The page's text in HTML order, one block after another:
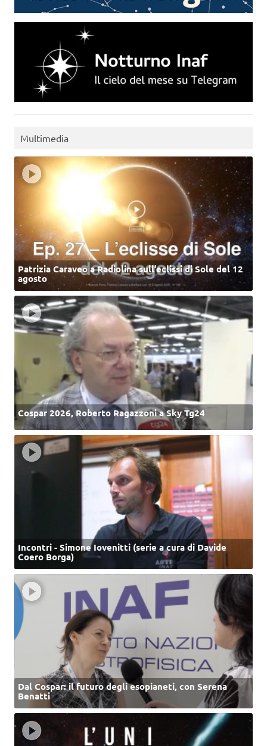
Multimedia
Patrizia Caraveo a Radiolina sull’eclissi di Sole del 12
agosto
Cospar 2026, Roberto Ragazzoni a Sky Tg24
Incontri - Simone Iovenitti (serie a cura di Davide
Coero Borga)
Dal Cospar: il futuro degli esopianeti, con Serena
Benatti